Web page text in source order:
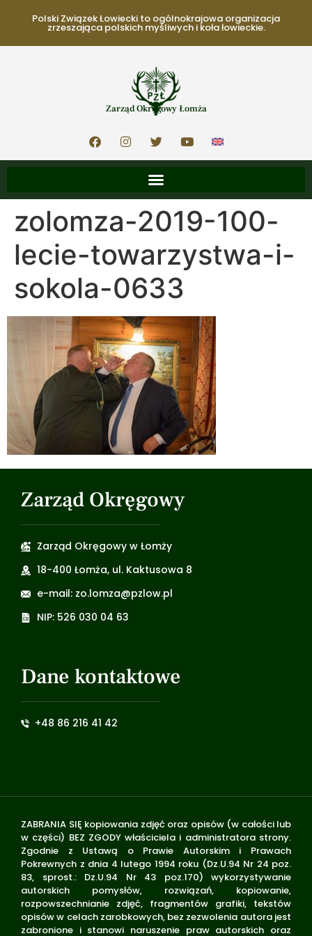
Polski Związek Łowiecki to ogólnokrajowa organizacja
zrzeszająca polskich myśliwych i koła łowieckie.
Zarząd Okręgowy Łomża
zolomza-2019-100-
lecie-towarzystwa-i-
sokola-0633
Zarząd Okręgowy
Zarząd Okręgowy w Łomży
18-400 Łomża, ul. Kaktusowa 8
e-mail: zo.lomza@pzlow.pl
NIP: 526 030 04 63
Dane kontaktowe
+48 86 216 41 42
ZABRANIA SIĘ kopiowania zdjęć oraz opisów (w całości lub
w części) BEZ ZGODY właściciela i administratora strony.
Zgodnie z Ustawą o Prawie Autorskim i Prawach
Pokrewnych z dnia 4 lutego 1994 roku (Dz.U.94 Nr 24 poz.
83, sprost.: Dz.U.94 Nr 43 poz.170) wykorzystywanie
autorskich pomysłów, rozwiązań, kopiowanie,
rozpowszechnianie zdjęć, fragmentów grafiki, tekstów
opisów w celach zarobkowych, bez zezwolenia autora jest
zabronione i stanowi naruszenie praw autorskich oraz